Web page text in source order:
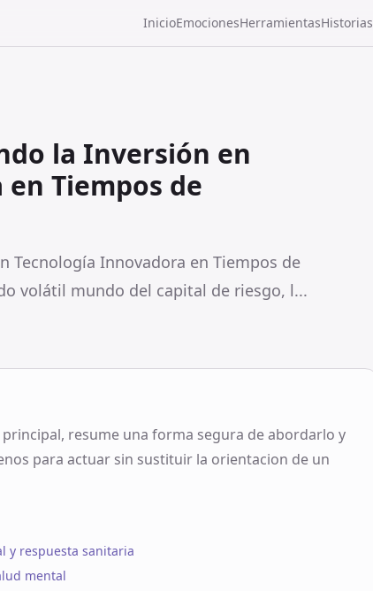
InicioEmocionesHerramientasHistorias
la Inversión en
Tiempos de
Tecnología Innovadora en Tiempos de
volátil mundo del capital de riesgo, l...
resume una forma segura de abordarlo y
para actuar sin sustituir la orientacion de un
y respuesta sanitaria
mental